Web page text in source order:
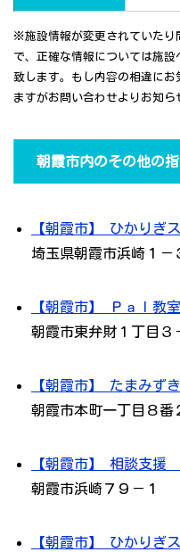
※施設情報が変更されていたり
で、正確な情報については施
致します。もし内容の相違に
ますがお問い合わせよりお知ら
朝霞市内のその他の
【朝霞市】 ひかりぎ
埼玉県朝霞市浜崎１－
【朝霞市】 Ｐａｌ教
朝霞市東弁財１丁目３
【朝霞市】 たまみず
朝霞市本町一丁目８番
【朝霞市】 相談支援
朝霞市浜崎７９－１
【朝霞市】 ひかりぎ